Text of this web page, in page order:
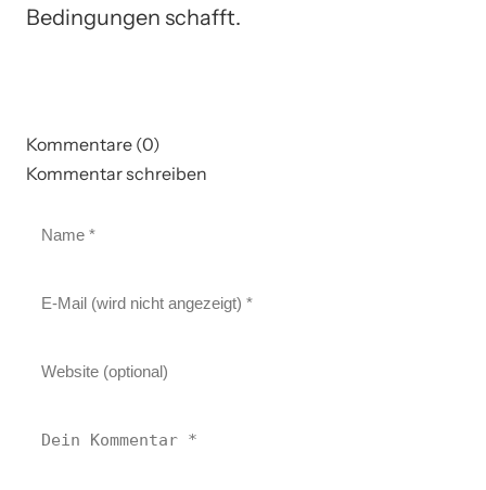
Bedingungen schafft.
Kommentare (0)
Kommentar schreiben